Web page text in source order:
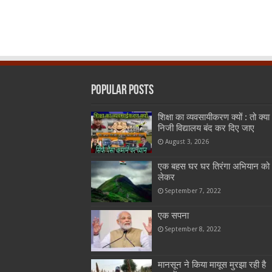
Popular Posts
शिक्षा का व्यवसायीकरण क्यों : तो क्या
निजी विद्यालय बंद कर दिए जाए
August 3, 2026
एक बहस घर घर तिरंगा अभियान को
लेकर
September 7, 2022
एक सपना
September 8, 2022
मानसून ने किया मायूस मुरझा रही है